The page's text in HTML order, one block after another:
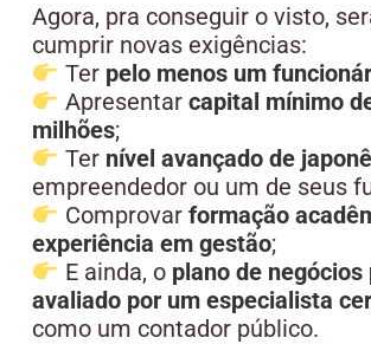
Agora, pra conseguir o visto,
cumprir novas exigências:
Ter pelo menos um
Apresentar capital mínimo
milhões;
Ter nível avançado de
empreendedor ou um de seus
Comprovar formação
experiência em gestão;
E ainda, o plano de negócios
avaliado por um especialista
como um contador público.